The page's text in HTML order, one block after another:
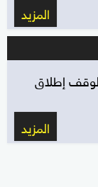
المزيد
لوقف إطلاق
المزيد